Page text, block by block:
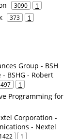
3090 1
373 1
Group - BSH
BSHG - Robert
497 1
Programming for
Corporation -
- Nextel
1422 1